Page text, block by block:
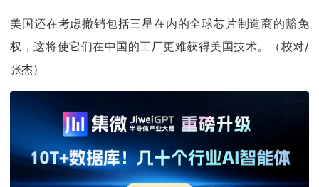
美国还在考虑撤销包括三星在内的全球芯片制造商的豁免
权，这将使它们在中国的工厂更难获得美国技术。（校对/
张杰）